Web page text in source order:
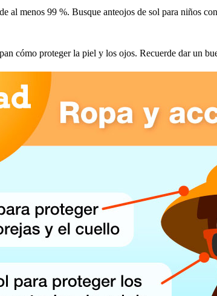
al menos 99 %. Busque anteojos de sol para niños
cómo proteger la piel y los ojos. Recuerde dar un